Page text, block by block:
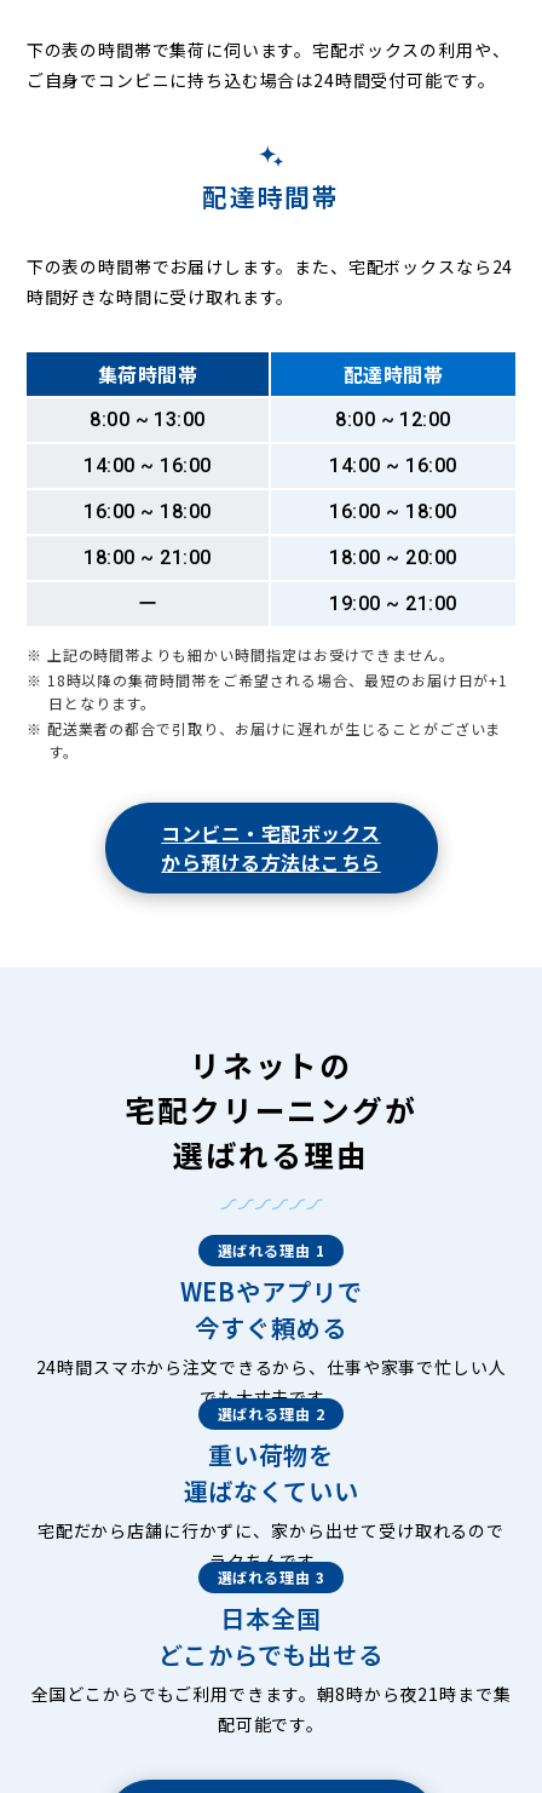
下の表の時間帯で集荷に伺います。宅配ボックスの利用や、
ご自身でコンビニに持ち込む場合は24時間受付可能です。
配達時間帯
下の表の時間帯でお届けします。また、宅配ボックスなら24
時間好きな時間に受け取れます。
集荷時間帯 配達時間帯
8:00 ~ 13:00
8:00 ~ 12:00
14:00 ~ 16:00
14:00 ~ 16:00
16:00 ~ 18:00
16:00 ~ 18:00
18:00 ~ 21:00
18:00 ~ 20:00
ー
19:00 ~ 21:00
※ 上記の時間帯よりも細かい時間指定はお受けできません。
※ 18時以降の集荷時間帯をご希望される場合、最短のお届け日が+1
日となります。
※ 配送業者の都合で引取り、お届けに遅れが生じることがございま
す。
コンビニ・宅配ボックス
から預ける方法はこちら
リネットの
宅配クリーニングが
選ばれる理由
選ばれる理由 1
WEBやアプリで
今すぐ頼める
24時間スマホから注文できるから、仕事や家事で忙しい人
でも大丈夫です。
選ばれる理由 2
重い荷物を
運ばなくていい
宅配だから店舗に行かずに、家から出せて受け取れるので
ラクちんです。
選ばれる理由 3
日本全国
どこからでも出せる
全国どこからでもご利用できます。朝8時から夜21時まで集
配可能です。